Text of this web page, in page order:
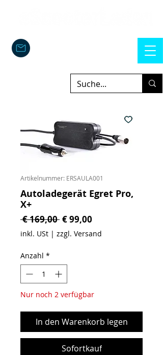
Artikelnummer: ERSAULA001
Autoladegerät Egret Pro,
X+
€ 169,00 Standardpreis
€ 99,00
inkl. USt | zzgl. Versand
Anzahl *
Nur noch 2 verfügbar
In den Warenkorb legen
Sofortkauf